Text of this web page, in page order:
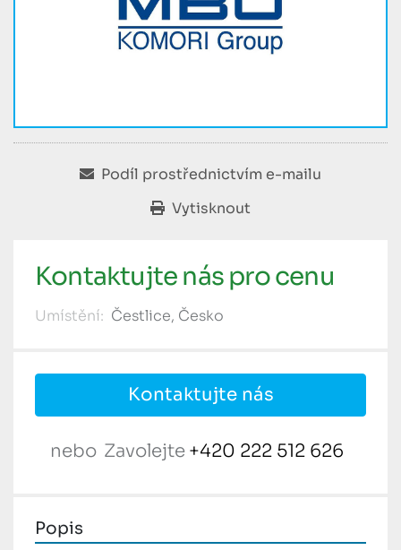
Podíl prostřednictvím e-mailu
Vytisknout
Kontaktujte nás pro cenu
Umístění: Čestlice, Česko
Kontaktujte nás
nebo Zavolejte +420 222 512 626
Popis